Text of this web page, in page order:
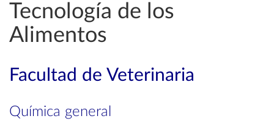
Tecnología de los
Alimentos
Facultad de Veterinaria
Química general